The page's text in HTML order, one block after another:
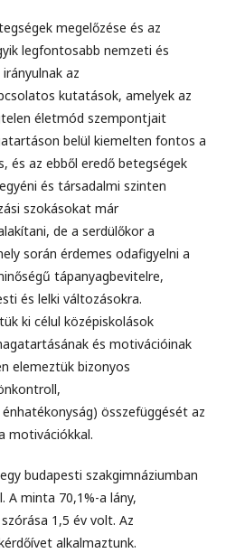
megelőzése és az
legfontosabb nemzeti és
az
kutatások, amelyek az
életmód szempontjait
belül kiemelten fontos a
és az ebből eredő betegségek
és társadalmi szinten
szokásokat már
de a serdülőkor a
során érdemes odafigyelni a
tápanyagbevitelre,
és lelki változásokra.
ki célul középiskolások
és motivációinak
elemeztük bizonyos
összefüggését az
motivációkkal.
budapesti szakgimnáziumban
A minta 70,1%-a lány,
1,5 év volt. Az
alkalmaztunk.